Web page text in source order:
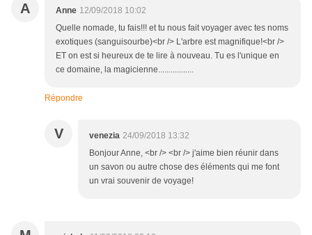
A Anne 12/09/2018 10:02
Quelle nomade, tu fais!!! et tu nous fait voyager avec tes noms
exotiques (sanguisourbe)<br /> L'arbre est magnifique!<br />
ET on est si heureux de te lire à nouveau. Tu es l'unique en
ce domaine, la magicienne.................
Répondre
V venezia 24/09/2018 13:32
Bonjour Anne, <br /> <br /> j'aime bien réunir dans
un savon ou autre chose des éléments qui me font
un vrai souvenir de voyage!